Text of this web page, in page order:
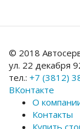
© 2018
ул. 22 декабря
тел.: +7 (3812)
ВКонтакте
О
Контакты